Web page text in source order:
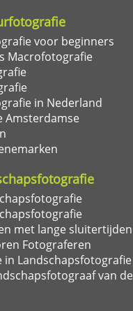
voor beginners
Macrofotografie
in Nederland
Amsterdamse
met lange sluitertijden
Fotograferen
in Landschapsfotografie
van de